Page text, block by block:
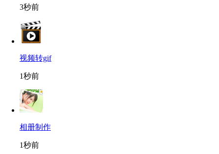
3秒前
视频转gif
1秒前
相册制作
1秒前